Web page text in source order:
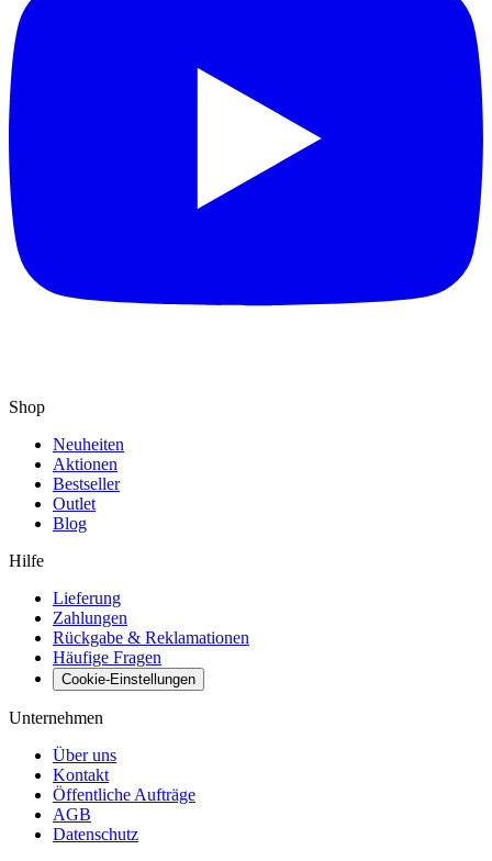
Shop
Neuheiten
Aktionen
Bestseller
Outlet
Blog
Hilfe
Lieferung
Zahlungen
Rückgabe & Reklamationen
Häufige Fragen
Cookie-Einstellungen
Unternehmen
Über uns
Kontakt
Öffentliche Aufträge
AGB
Datenschutz